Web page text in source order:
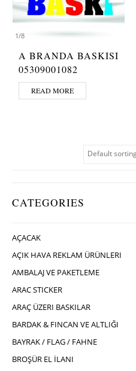
CATEGORIES
AÇACAK
AÇIK HAVA REKLAM ÜRÜNLERI
AMBALAJ VE PAKETLEME
ARAC STICKER
ARAÇ ÜZERI BASKILAR
BARDAK & FINCAN VE ALTLIĞI
BAYRAK / FLAG / FAHNE
BROŞÜR EL İLANI
1/8
A BRANDA BASKISI
05309001082
READ MORE